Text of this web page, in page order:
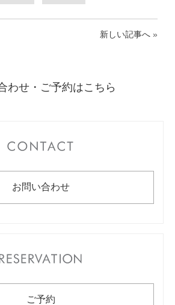
新しい記事へ »
わせ・ご予約はこちら
お問い合わせ
ご予約